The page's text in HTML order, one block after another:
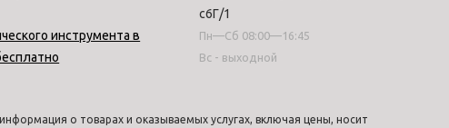
инструмента в
с6Г/1
Пн—Сб 08:00—16:45
Вс - выходной
о товарах и оказываемых услугах, включая цены, носит